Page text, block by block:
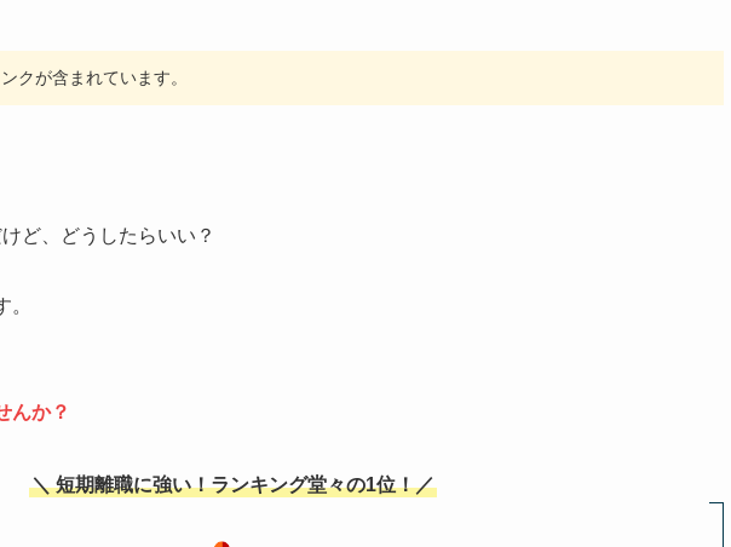
クが含まれています。
ど、どうしたらいい？
んか？
＼ 短期離職に強い！ランキング堂々の1位！／